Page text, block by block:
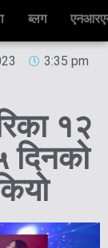
ब्लग
3:35 pm
१२
दिनको